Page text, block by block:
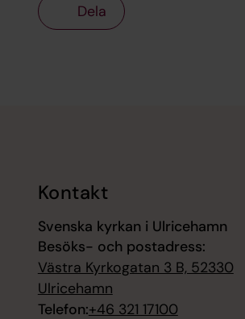
Dela
Kontakt
Svenska kyrkan i Ulricehamn
Besöks- och postadress:
Västra Kyrkogatan 3 B, 52330
Ulricehamn
Telefon:+46 321 17100